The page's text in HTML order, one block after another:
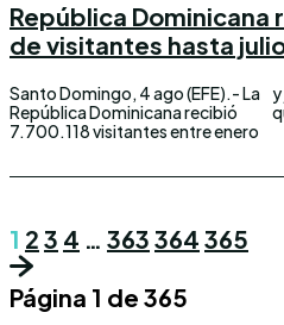
República Dominicana
de visitantes hasta
Santo Domingo, 4 ago (EFE).- La
República Dominicana recibió
7.700.118 visitantes entre enero
y julio de este año, un 7 % más
1 2 3 4 … 363 364 365
Página 1 de 365